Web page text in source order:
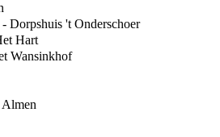
Dorpshuis 't Onderschoer
Hart
Wansinkhof